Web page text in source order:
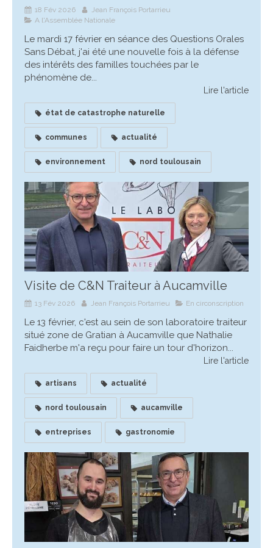
18 Fév 2026
Jean François Portarrieu
A l'Assemblée Nationale
Le mardi 17 février en séance des Questions Orales
Sans Débat, j'ai été une nouvelle fois à la défense
des intérêts des familles touchées par le
phénomène de...
Lire l'article
état de catastrophe naturelle
communes actualité
environnement nord toulousain
Visite de C&N Traiteur à Aucamville
13 Fév 2026 Jean François Portarrieu En circonscription
Le 13 février, c'est au sein de son laboratoire traiteur
situé zone de Gratian à Aucamville que Nathalie
Faidherbe m'a reçu pour faire un tour d'horizon...
Lire l'article
artisans actualité
nord toulousain aucamville
entreprises gastronomie